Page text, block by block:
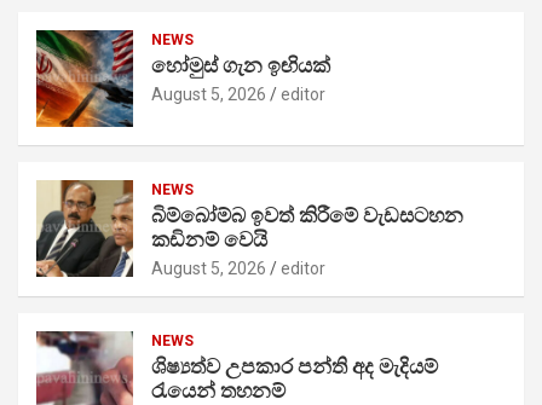
NEWS
හෝමුස් ගැන ඉඟියක්
August 5, 2026 editor
NEWS
බිම්බෝම්බ ඉවත් කිරීමේ වැඩසටහන
කඩිනම් වෙයි
August 5, 2026 editor
NEWS
ශිෂ්‍යත්ව උපකාර පන්ති අද මැදියම්
රැයෙන් තහනම්